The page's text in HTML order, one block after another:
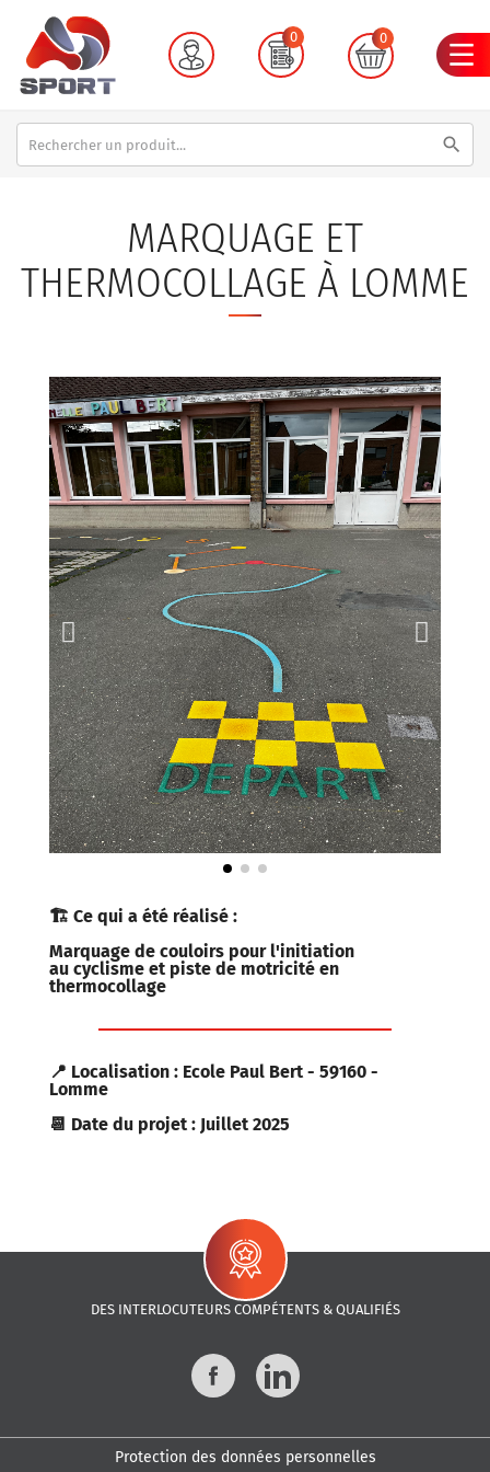
0 0
search
MARQUAGE ET
THERMOCOLLAGE À LOMME
🏗 Ce qui a été réalisé :
Marquage de couloirs pour l'initiation
au cyclisme et piste de motricité en
thermocollage
📍 Localisation : Ecole Paul Bert - 59160 -
Lomme
📆 Date du projet : Juillet 2025
DES INTERLOCUTEURS COMPÉTENTS & QUALIFIÉS
Facebook
Protection des données personnelles